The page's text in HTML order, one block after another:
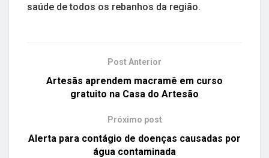
saúde de todos os rebanhos da região.
Post Anterior
Artesãs aprendem macramê em curso
gratuito na Casa do Artesão
Próximo post
Alerta para contágio de doenças causadas por
água contaminada